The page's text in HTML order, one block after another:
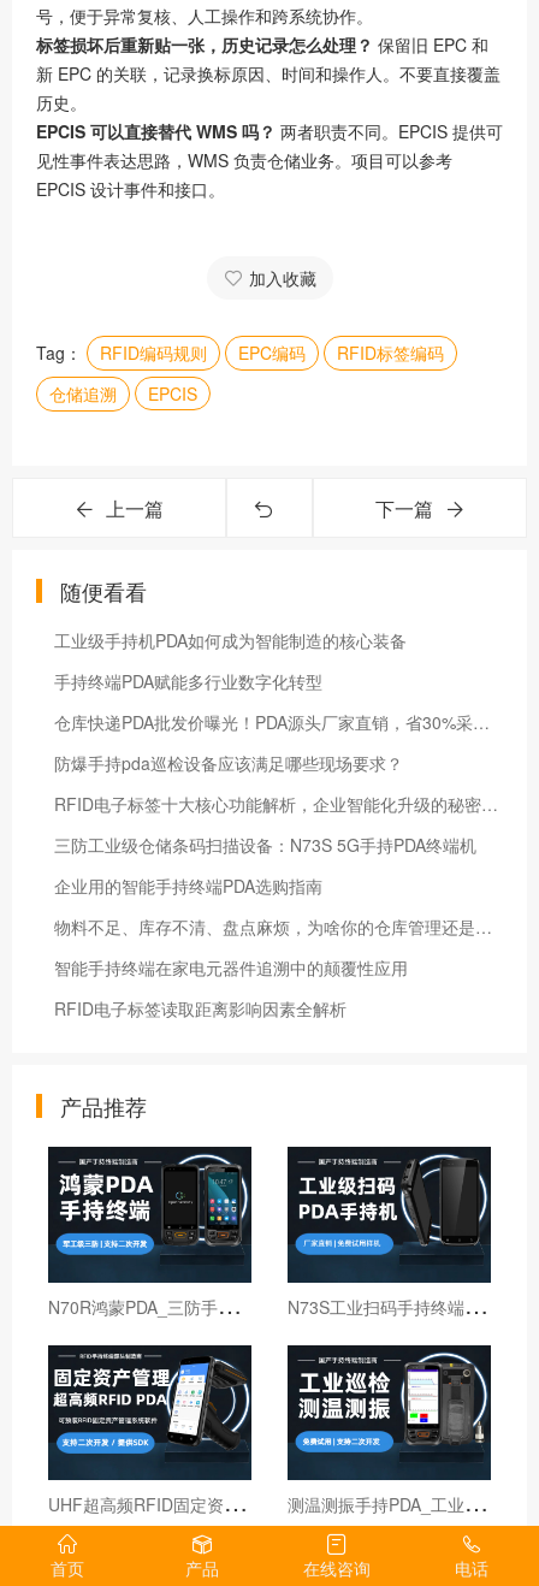
号，便于异常复核、人工操作和跨系统协作。
标签损坏后重新贴一张，历史记录怎么处理？ 保留旧 EPC 和
新 EPC 的关联，记录换标原因、时间和操作人。不要直接覆盖
历史。
EPCIS 可以直接替代 WMS 吗？ 两者职责不同。EPCIS 提供可
见性事件表达思路，WMS 负责仓储业务。项目可以参考
EPCIS 设计事件和接口。
加入收藏
Tag： RFID编码规则 EPC编码
RFID标签编码
仓储追溯
EPCIS
上一篇 下一篇
随便看看
工业级手持机PDA如何成为智能制造的核心装备
手持终端PDA赋能多行业数字化转型
仓库快递PDA批发价曝光！PDA源头厂家直销，省30%采购成本！
防爆手持pda巡检设备应该满足哪些现场要求？
RFID电子标签十大核心功能解析，企业智能化升级的秘密武器
三防工业级仓储条码扫描设备：N73S 5G手持PDA终端机
企业用的智能手持终端PDA选购指南
物料不足、库存不清、盘点麻烦，为啥你的仓库管理还是这么混乱?
智能手持终端在家电元器件追溯中的颠覆性应用
RFID电子标签读取距离影响因素全解析
产品推荐
N
70R鸿蒙PDA_三防手持PDA终端_国产鸿蒙手持终端 N
73S工业扫码手持终端｜6寸仓库出入库PDA扫码枪
U
HF超高频RFID固定资产管理手持终端机 测
温测振手持PDA_工业巡检手持终端机_红外线测温PDA
首页 产品 在线咨询 电话